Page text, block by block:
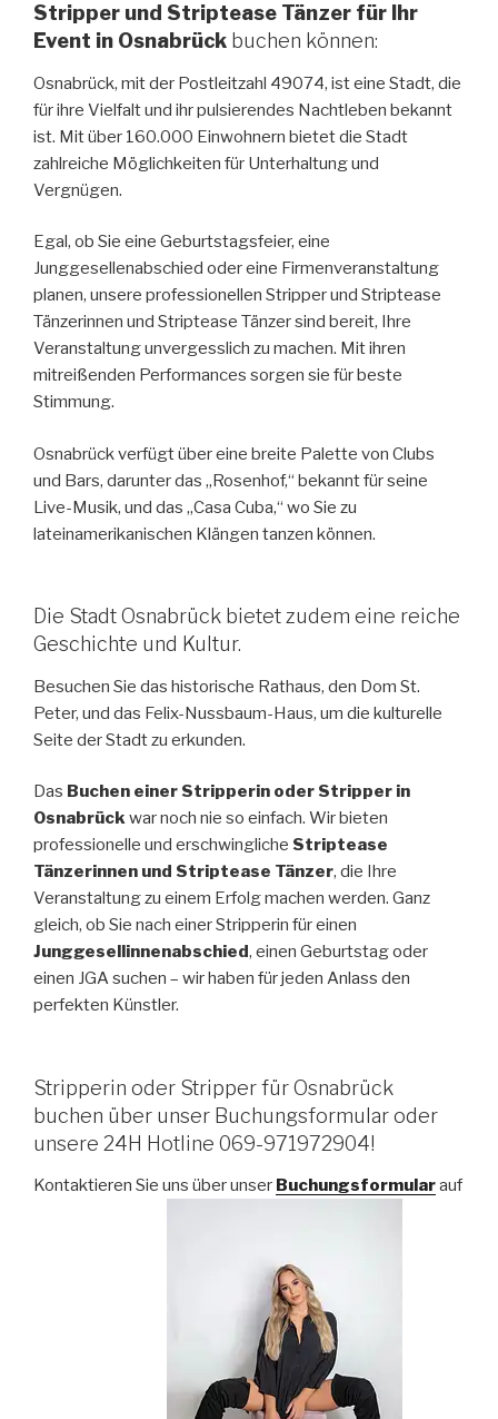
Stripper und Striptease Tänzer für Ihr
Event in Osnabrück buchen können:
Osnabrück, mit der Postleitzahl 49074, ist eine Stadt, die
für ihre Vielfalt und ihr pulsierendes Nachtleben bekannt
ist. Mit über 160.000 Einwohnern bietet die Stadt
zahlreiche Möglichkeiten für Unterhaltung und
Vergnügen.
Egal, ob Sie eine Geburtstagsfeier, eine
Junggesellenabschied oder eine Firmenveranstaltung
planen, unsere professionellen Stripper und Striptease
Tänzerinnen und Striptease Tänzer sind bereit, Ihre
Veranstaltung unvergesslich zu machen. Mit ihren
mitreißenden Performances sorgen sie für beste
Stimmung.
Osnabrück verfügt über eine breite Palette von Clubs
und Bars, darunter das „Rosenhof,“ bekannt für seine
Live-Musik, und das „Casa Cuba,“ wo Sie zu
lateinamerikanischen Klängen tanzen können.
Die Stadt Osnabrück bietet zudem eine reiche
Geschichte und Kultur.
Besuchen Sie das historische Rathaus, den Dom St.
Peter, und das Felix-Nussbaum-Haus, um die kulturelle
Seite der Stadt zu erkunden.
Das Buchen einer Stripperin oder Stripper in
Osnabrückwar noch nie so einfach. Wir bieten
professionelle und erschwingliche Striptease
Tänzerinnen und Striptease Tänzer, die Ihre
Veranstaltung zu einem Erfolg machen werden. Ganz
gleich, ob Sie nach einer Stripperin für einen
Junggesellinnenabschied, einen Geburtstag oder
einen JGA suchen – wir haben für jeden Anlass den
perfekten Künstler.
Stripperin oder Stripper für Osnabrück
buchen über unser Buchungsformular oder
unsere 24H Hotline 069-971972904!
Kontaktieren Sie uns über unser Buchungsformularauf